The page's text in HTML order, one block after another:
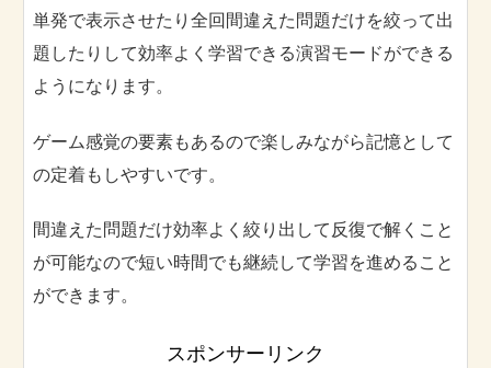
単発で表示させたり全回間違えた問題だけを絞って出
題したりして効率よく学習できる演習モードができる
ようになります。
ゲーム感覚の要素もあるので楽しみながら記憶として
の定着もしやすいです。
間違えた問題だけ効率よく絞り出して反復で解くこと
が可能なので短い時間でも継続して学習を進めること
ができます。
スポンサーリンク